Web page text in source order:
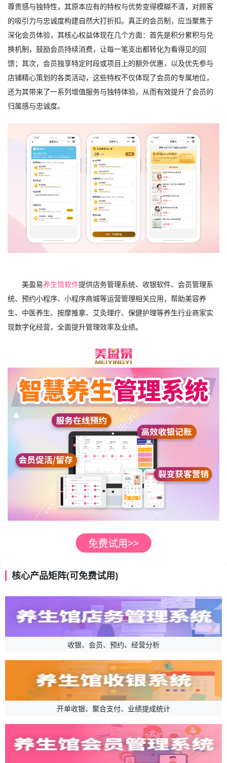
尊贵感与独特性，其原本应有的特权与优势变得模糊不清，对顾客
的吸引力与忠诚度构建自然大打折扣。真正的会员制，应当聚焦于
深化会员体验，其核心权益体现在几个方面：首先是积分累积与兑
换机制，鼓励会员持续消费，让每一笔支出都转化为看得见的回
馈；其次，会员独享特定时段或项目上的额外优惠，以及优先参与
店铺精心策划的各类活动，这些特权不仅体现了会员的专属地位，
还为其带来了一系列增值服务与独特体验，从而有效提升了会员的
归属感与忠诚度。
美盈易养生馆软件提供店务管理系统、收银软件、会员管理系
统、预约小程序、小程序商城等运营管理相关应用，帮助美容养
生、中医养生、按摩推拿、艾灸理疗、保健护理等养生行业商家实
现数字化经营，全面提升管理效率及业绩。
核心产品矩阵(可免费试用)
收银、会员、预约、经营分析
开单收银、聚合支付、业绩提成统计